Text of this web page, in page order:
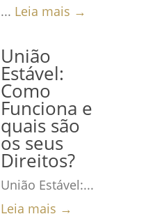
... Leia mais →
União
Estável:
Como
Funciona e
quais são
os seus
Direitos?
União Estável:...
Leia mais →